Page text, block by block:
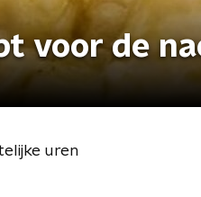
voor de
uren